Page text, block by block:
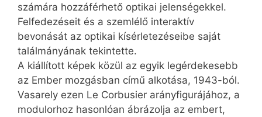
számára hozzáférhető optikai jelenségekkel.
Felfedezéseit és a szemlélő interaktív
bevonását az optikai kísérletezéseibe saját
találmányának tekintette.
A kiállított képek közül az egyik legérdekesebb
az Ember mozgásban című alkotása, 1943-ból.
Vasarely ezen Le Corbusier arányfigurájához, a
modulorhoz hasonlóan ábrázolja az embert,